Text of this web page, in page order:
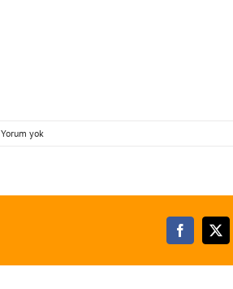
Yorum yok
Facebook
X